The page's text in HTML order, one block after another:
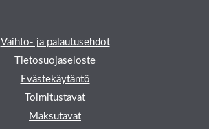
Vaihto- ja palautusehdot
Tietosuojaseloste
Evästekäytäntö
Toimitustavat
Maksutavat